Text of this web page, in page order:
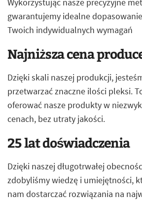
gwarantujemy idealne
Twoich indywidualnych wymagań
Najniższa cena
Dzięki skali naszej produkcji,
przetwarzać znaczne ilości pleksi.
oferować nasze produkty w
cenach, bez utraty jakości.
25 lat doświadczenia
Dzięki naszej długotrwałej
zdobyliśmy wiedzę i umiejętności,
nam dostarczać rozwiązania na